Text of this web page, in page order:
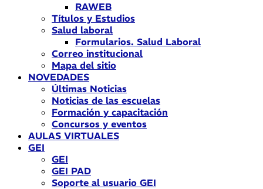
RAWEB
Títulos y Estudios
Salud laboral
Formularios. Salud Laboral
Correo institucional
Mapa del sitio
NOVEDADES
Últimas Noticias
Noticias de las escuelas
Formación y capacitación
Concursos y eventos
AULAS VIRTUALES
GEI
GEI
GEI PAD
Soporte al usuario GEI